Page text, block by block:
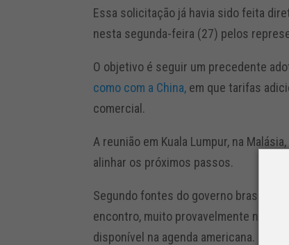
Essa solicitação já havia sido feita
nesta segunda-feira (27) pelos
O objetivo é seguir um precedente
como com a China, em que tarifas
comercial.
A reunião em Kuala Lumpur, na
alinhar os próximos passos.
Segundo fontes do governo brasileiro,
encontro, muito provavelmente na
disponível na agenda americana.